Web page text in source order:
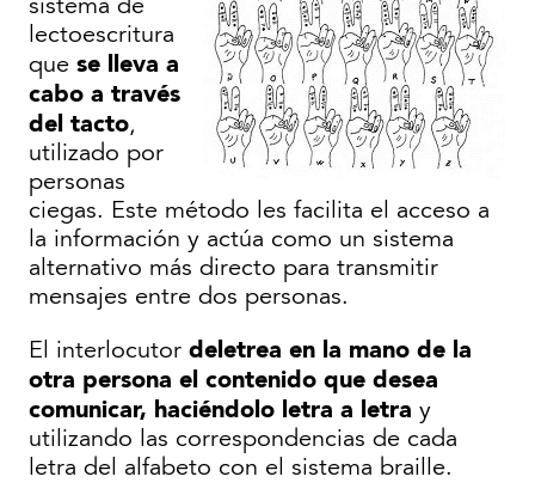
sistema de
lectoescritura
que se lleva a
cabo a través
del tacto,
utilizado por
personas
ciegas. Este método les facilita el acceso a
la información y actúa como un sistema
alternativo más directo para transmitir
mensajes entre dos personas.
El interlocutor deletrea en la mano de la
otra persona el contenido que desea
comunicar, haciéndolo letra a letra y
utilizando las correspondencias de cada
letra del alfabeto con el sistema braille.